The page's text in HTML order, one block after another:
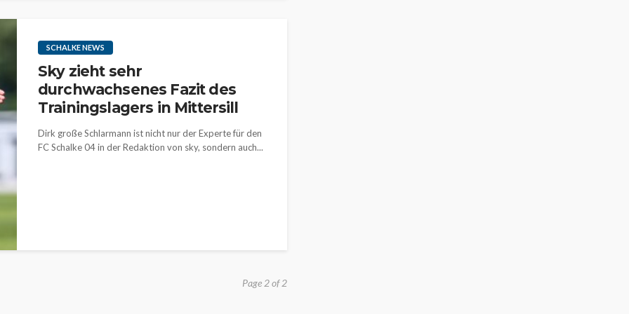
SCHALKE NEWS
Sky zieht sehr
durchwachsenes Fazit des
Trainingslagers in Mittersill
Dirk große Schlarmann ist nicht nur der Experte für den
FC Schalke 04 in der Redaktion von sky, sondern auch...
Page 2 of 2